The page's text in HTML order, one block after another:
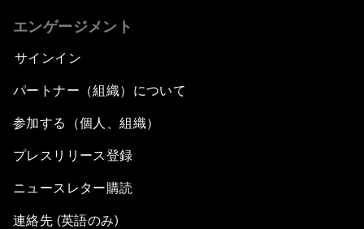
エンゲージメント
サインイン
パートナー（組織）について
参加する（個人、組織）
プレスリリース登録
ニュースレター購読
連絡先 (英語のみ)